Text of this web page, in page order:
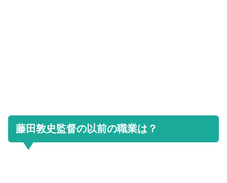
藤田敦史監督の以前の職業は？